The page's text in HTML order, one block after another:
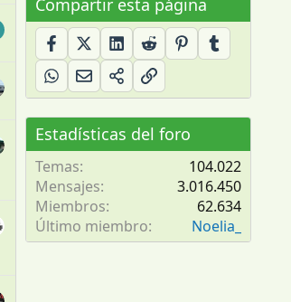
Estadísticas del foro
Temas
104.022
Mensajes
3.016.450
Miembros
62.634
Último miembro
Noelia_